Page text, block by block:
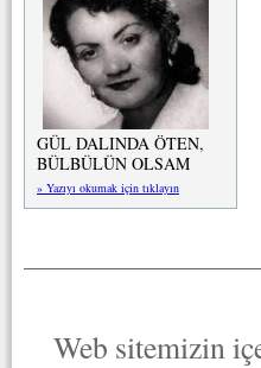
GÜL DALINDA ÖTEN,
BÜLBÜLÜN OLSAM
» Yazıyı okumak için tıklayın
Web sitemizin